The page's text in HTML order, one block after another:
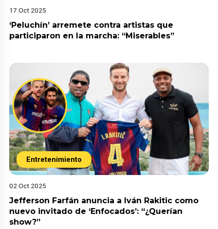
17 Oct 2025
‘Peluchín’ arremete contra artistas que
participaron en la marcha: “Miserables”
Entretenimiento
02 Oct 2025
Jefferson Farfán anuncia a Iván Rakitic como
nuevo invitado de ‘Enfocados’: “¿Querían
show?”